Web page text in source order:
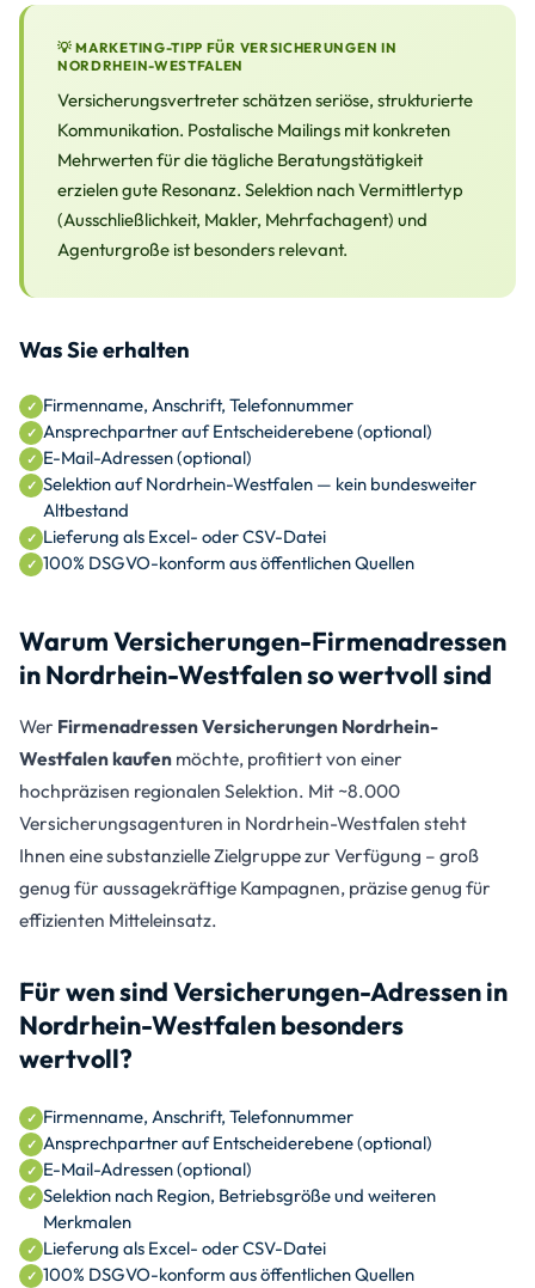
💡 MARKETING-TIPP FÜR VERSICHERUNGEN IN
NORDRHEIN-WESTFALEN
Versicherungsvertreter schätzen seriöse, strukturierte
Kommunikation. Postalische Mailings mit konkreten
Mehrwerten für die tägliche Beratungstätigkeit
erzielen gute Resonanz. Selektion nach Vermittlertyp
(Ausschließlichkeit, Makler, Mehrfachagent) und
Agenturgroße ist besonders relevant.
Was Sie erhalten
Firmenname, Anschrift, Telefonnummer
Ansprechpartner auf Entscheiderebene (optional)
E-Mail-Adressen (optional)
Selektion auf Nordrhein-Westfalen — kein bundesweiter
Altbestand
Lieferung als Excel- oder CSV-Datei
100% DSGVO-konform aus öffentlichen Quellen
Warum Versicherungen-Firmenadressen
in Nordrhein-Westfalen so wertvoll sind
Wer Firmenadressen Versicherungen Nordrhein-
Westfalen kaufen möchte, profitiert von einer
hochpräzisen regionalen Selektion. Mit ~8.000
Versicherungsagenturen in Nordrhein-Westfalen steht
Ihnen eine substanzielle Zielgruppe zur Verfügung – groß
genug für aussagekräftige Kampagnen, präzise genug für
effizienten Mitteleinsatz.
Für wen sind Versicherungen-Adressen in
Nordrhein-Westfalen besonders
wertvoll?
Firmenname, Anschrift, Telefonnummer
Ansprechpartner auf Entscheiderebene (optional)
E-Mail-Adressen (optional)
Selektion nach Region, Betriebsgröße und weiteren
Merkmalen
Lieferung als Excel- oder CSV-Datei
100% DSGVO-konform aus öffentlichen Quellen